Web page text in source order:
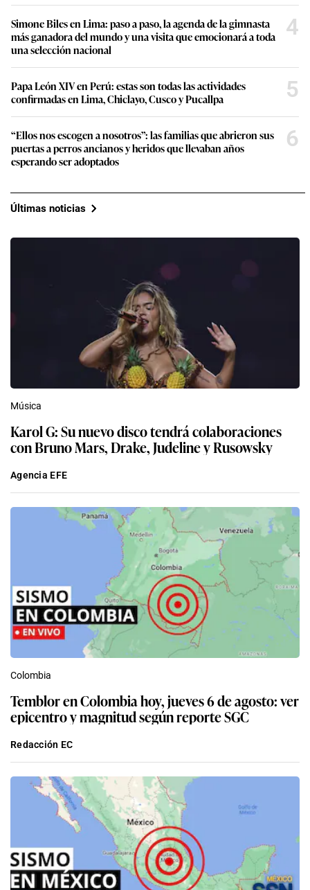
Simone Biles en Lima: paso a paso, la agenda de la gimnasta
más ganadora del mundo y una visita que emocionará a toda
una selección nacional
4
Papa León XIV en Perú: estas son todas las actividades
confirmadas en Lima, Chiclayo, Cusco y Pucallpa
5
“Ellos nos escogen a nosotros”: las familias que abrieron sus
puertas a perros ancianos y heridos que llevaban años
esperando ser adoptados
6
Últimas noticias
Música
Karol G: Su nuevo disco tendrá colaboraciones
con Bruno Mars, Drake, Judeline y Rusowsky
Agencia EFE
Colombia
Temblor en Colombia hoy, jueves 6 de agosto: ver
epicentro y magnitud según reporte SGC
Redacción EC